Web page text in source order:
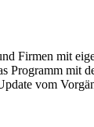
Firmen mit
Programm mit
vom